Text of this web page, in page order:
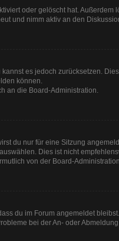
oder gelöscht hat.
und nimm aktiv an den
es jedoch zurücksetzen.
können.
an die Board-Administration.
du nur für eine Sitzung
Dies ist nicht
von der Board-
du im Forum angemeldet
bei der An- oder